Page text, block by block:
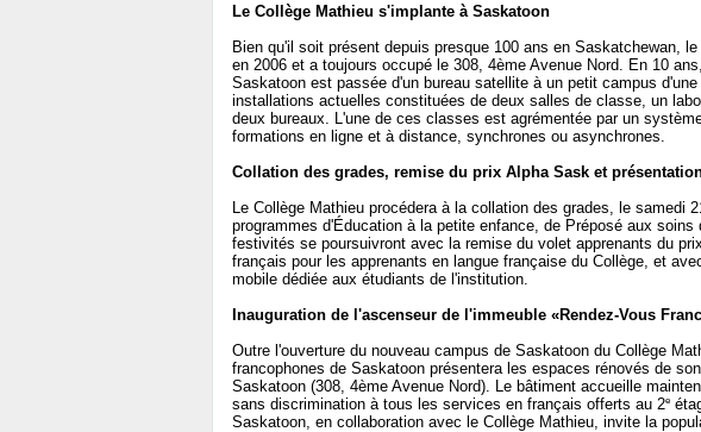
Le Collège Mathieu s'implante à Saskatoon
Bien qu'il soit présent depuis presque 100 ans en Saskatchewan,
en 2006 et a toujours occupé le 308, 4ème Avenue Nord. En 10
Saskatoon est passée d'un bureau satellite à un petit campus
installations actuelles constituées de deux salles de classe, un
deux bureaux. L'une de ces classes est agrémentée par un
formations en ligne et à distance, synchrones ou asynchrones.
Collation des grades, remise du prix Alpha Sask et
Le Collège Mathieu procédera à la collation des grades, le samedi
programmes d'Éducation à la petite enfance, de Préposé aux
festivités se poursuivront avec la remise du volet apprenants du
français pour les apprenants en langue française du Collège, et
mobile dédiée aux étudiants de l'institution.
Inauguration de l'ascenseur de l'immeuble «Rendez-Vous
Outre l'ouverture du nouveau campus de Saskatoon du Collège
francophones de Saskatoon présentera les espaces rénovés de
Saskatoon (308, 4ème Avenue Nord). Le bâtiment accueille
sans discrimination à tous les services en français offerts au 2e
Saskatoon, en collaboration avec le Collège Mathieu, invite la